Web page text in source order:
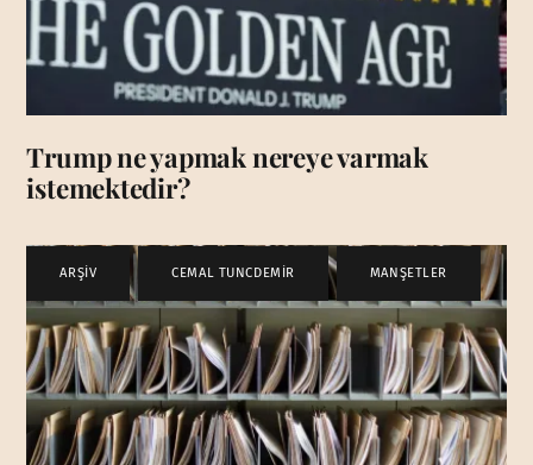
Trump ne yapmak nereye varmak
istemektedir?
ARŞİV CEMAL TUNCDEMİR , MANŞETLER